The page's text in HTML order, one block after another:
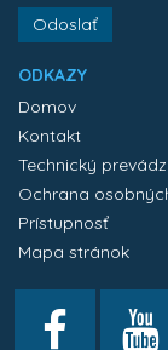
Odoslať
ODKAZY
Domov
Kontakt
Technický
Ochrana
Prístupnosť
Mapa stránok